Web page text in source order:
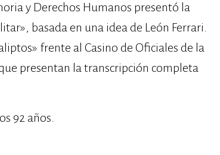
y Derechos Humanos presentó la
basada en una idea de León Ferrari.
frente al Casino de Oficiales de la
presentan la transcripción completa
92 años.